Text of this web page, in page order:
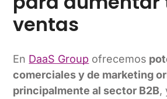
ventas
En DaaS Group ofrecemos
comerciales y de marketing
principalmente al sector B2B,